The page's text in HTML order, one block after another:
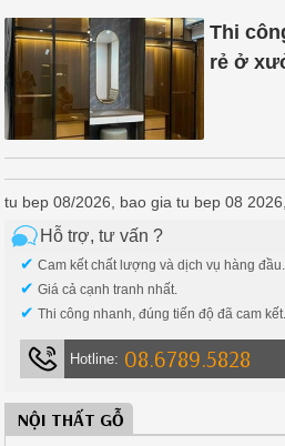
Thi
rẻ ở
tu bep 08/2026, bao gia tu bep 08
Hỗ trợ, tư vấn ?
✔ Cam kết chất lượng và dịch vụ hàng đầu.
✔ Giá cả cạnh tranh nhất.
✔ Thi công nhanh, đúng tiến độ đã cam kết.
Hotline: 08.6789.5828
NỘI THẤT GỖ